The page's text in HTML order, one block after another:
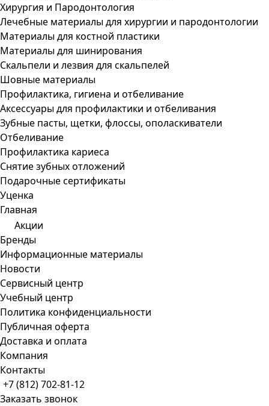
Хирургия и Пародонтология
Лечебные материалы для хирургии и пародонтологии
Материалы для костной пластики
Материалы для шинирования
Скальпели и лезвия для скальпелей
Шовные материалы
Профилактика, гигиена и отбеливание
Аксессуары для профилактики и отбеливания
Зубные пасты, щетки, флоссы, ополаскиватели
Отбеливание
Профилактика кариеса
Снятие зубных отложений
Подарочные сертификаты
Уценка
Главная
Акции
Бренды
Информационные материалы
Новости
Сервисный центр
Учебный центр
Политика конфиденциальности
Публичная оферта
Доставка и оплата
Компания
Контакты
+7 (812) 702-81-12
Заказать звонок